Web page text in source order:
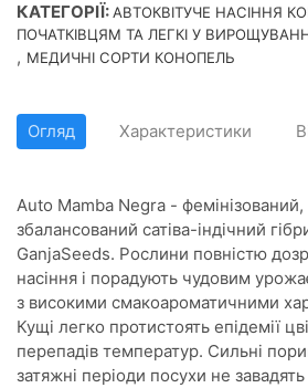
КАТЕГОРІЇ:АВТОКВІТУЧЕ НАСІННЯ
ПОЧАТКІВЦЯМ ТА ЛЕГКІ У
, МЕДИЧНІ СОРТИ КОНОПЕЛЬ
Огляд Характеристики
Auto Mamba Negra - фемінізований,
збалансований сатіва-індічний
GanjaSeeds. Рослини повністю
насіння і порадують чудовим
з високими смакоароматичними
Кущі легко протистоять епідемії
перепадів температур. Сильні
затяжні періоди посухи не